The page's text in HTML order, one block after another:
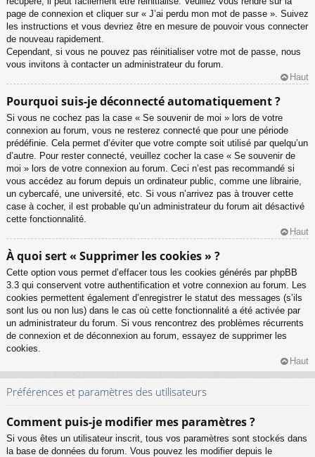
page de connexion et cliquer sur « J’ai perdu mon mot de passe ». Suivez
les instructions et vous devriez être en mesure de pouvoir vous connecter
de nouveau rapidement.
Cependant, si vous ne pouvez pas réinitialiser votre mot de passe, nous
vous invitons à contacter un administrateur du forum.
Haut
Pourquoi suis-je déconnecté automatiquement ?
Si vous ne cochez pas la case « Se souvenir de moi » lors de votre
connexion au forum, vous ne resterez connecté que pour une période
prédéfinie. Cela permet d’éviter que votre compte soit utilisé par quelqu’un
d’autre. Pour rester connecté, veuillez cocher la case « Se souvenir de
moi » lors de votre connexion au forum. Ceci n’est pas recommandé si
vous accédez au forum depuis un ordinateur public, comme une librairie,
un cybercafé, une université, etc. Si vous n’arrivez pas à trouver cette
case à cocher, il est probable qu’un administrateur du forum ait désactivé
cette fonctionnalité.
Haut
À quoi sert « Supprimer les cookies » ?
Cette option vous permet d’effacer tous les cookies générés par phpBB
3.3 qui conservent votre authentification et votre connexion au forum. Les
cookies permettent également d’enregistrer le statut des messages (s’ils
sont lus ou non lus) dans le cas où cette fonctionnalité a été activée par
un administrateur du forum. Si vous rencontrez des problèmes récurrents
de connexion et de déconnexion au forum, essayez de supprimer les
cookies.
Haut
Préférences et paramètres des utilisateurs
Comment puis-je modifier mes paramètres ?
Si vous êtes un utilisateur inscrit, tous vos paramètres sont stockés dans
la base de données du forum. Vous pouvez les modifier depuis le